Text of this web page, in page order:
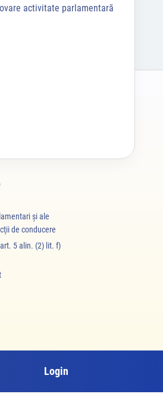
activitate parlamentară
şi ale
de conducere
5 alin. (2) lit. f)
Login